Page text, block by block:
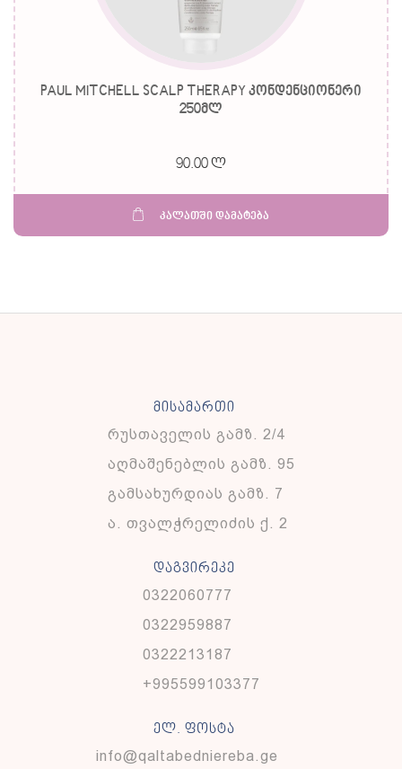
PAUL MITCHELL SCALP THERAPY კონდენციონერი
250მლ
90.00 ლ
კალათში დამატება
მისამართი
რუსთაველის გამზ. 2/4
აღმაშენებლის გამზ. 95
გამსახურდიას გამზ. 7
ა. თვალჭრელიძის ქ. 2
დაგვირეკე
0322060777
0322959887
0322213187
+995599103377
ელ. ფოსტა
info@qaltabedniereba.ge